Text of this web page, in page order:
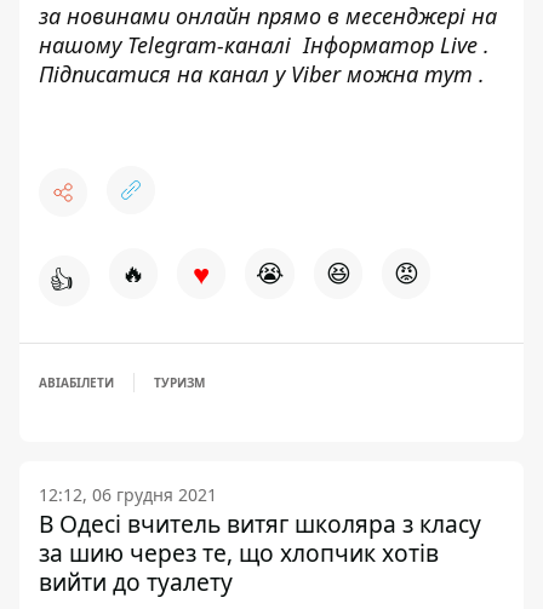
за новинами онлайн прямо в месенджері на
нашому Telegram-каналіІнформатор Live .
Підписатися на канал у Viber можна тут .
👍 🔥 ♥ 😭 😆 😡
АВІАБІЛЕТИ ТУРИЗМ
12:12, 06 грудня 2021
В Одесі вчитель витяг школяра з класу
за шию через те, що хлопчик хотів
вийти до туалету